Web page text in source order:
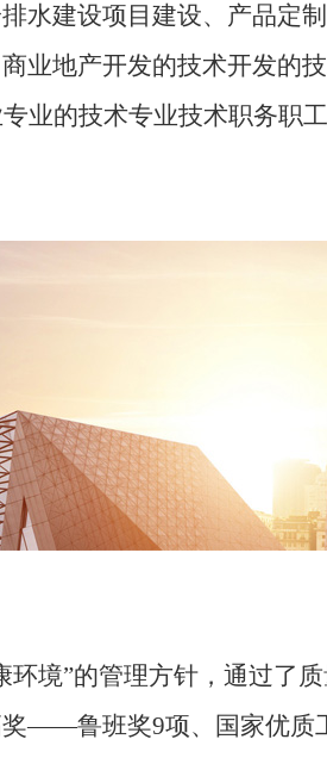
建设项目建设、产品定
业地产开发的技术开发的
业的技术专业技术职务职
”的管理方针，通过了
——鲁班奖9项、国家优质